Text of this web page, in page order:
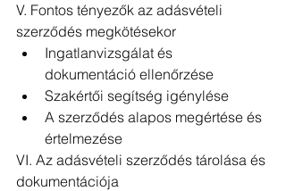
V. Fontos tényezők az adásvételi
szerződés megkötésekor
Ingatlanvizsgálat és
dokumentáció ellenőrzése
Szakértői segítség igénylése
A szerződés alapos megértése és
értelmezése
VI. Az adásvételi szerződés tárolása és
dokumentációja